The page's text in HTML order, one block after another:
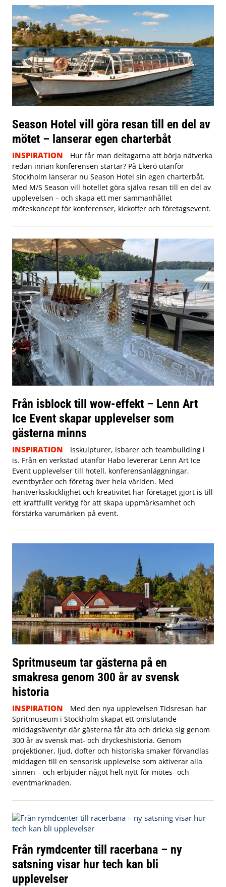
Season Hotel vill göra resan till en del av
mötet – lanserar egen charterbåt
INSPIRATION
Hur får man deltagarna att börja nätverka
redan innan konferensen startar? På Ekerö utanför
Stockholm lanserar nu Season Hotel sin egen charterbåt.
Med M/S Season vill hotellet göra själva resan till en del av
upplevelsen – och skapa ett mer sammanhållet
möteskoncept för konferenser, kickoffer och företagsevent.
Från isblock till wow-effekt – Lenn Art
Ice Event skapar upplevelser som
gästerna minns
INSPIRATION
Isskulpturer, isbarer och teambuilding i
is. Från en verkstad utanför Habo levererar Lenn Art Ice
Event upplevelser till hotell, konferensanläggningar,
eventbyråer och företag över hela världen. Med
hantverksskicklighet och kreativitet har företaget gjort is till
ett kraftfullt verktyg för att skapa uppmärksamhet och
förstärka varumärken på event.
Spritmuseum tar gästerna på en
smakresa genom 300 år av svensk
historia
INSPIRATION
Med den nya upplevelsen Tidsresan har
Spritmuseum i Stockholm skapat ett omslutande
middagsäventyr där gästerna får äta och dricka sig genom
300 år av svensk mat- och dryckeshistoria. Genom
projektioner, ljud, dofter och historiska smaker förvandlas
middagen till en sensorisk upplevelse som aktiverar alla
sinnen – och erbjuder något helt nytt för mötes- och
eventmarknaden.
Från rymdcenter till racerbana – ny
satsning visar hur tech kan bli
upplevelser